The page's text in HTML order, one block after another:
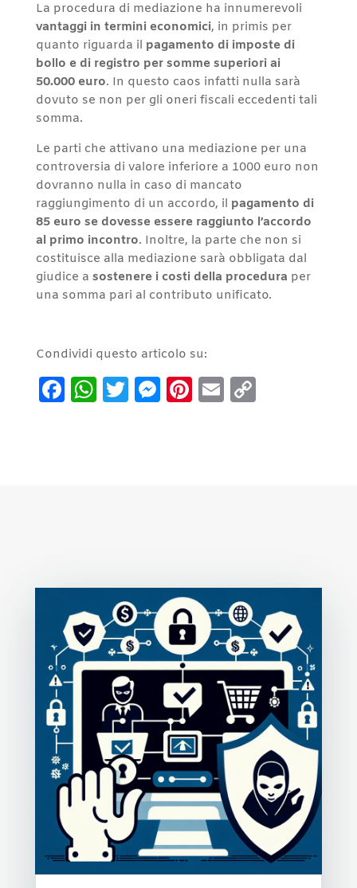
La procedura di mediazione ha innumerevoli
vantaggi in termini economici, in primis per
quanto riguarda il pagamento di imposte di
bollo e di registro per somme superiori ai
50.000 euro. In questo caos infatti nulla sarà
dovuto se non per gli oneri fiscali eccedenti tali
somma.
Le parti che attivano una mediazione per una
controversia di valore inferiore a 1000 euro non
dovranno nulla in caso di mancato
raggiungimento di un accordo, il pagamento di
85 euro se dovesse essere raggiunto l’accordo
al primo incontro. Inoltre, la parte che non si
costituisce alla mediazione sarà obbligata dal
giudice a sostenere i costi della procedura per
una somma pari al contributo unificato.
Condividi questo articolo su:
Facebook
WhatsApp
Twitter
Messenger
Pinterest
EmailCopy